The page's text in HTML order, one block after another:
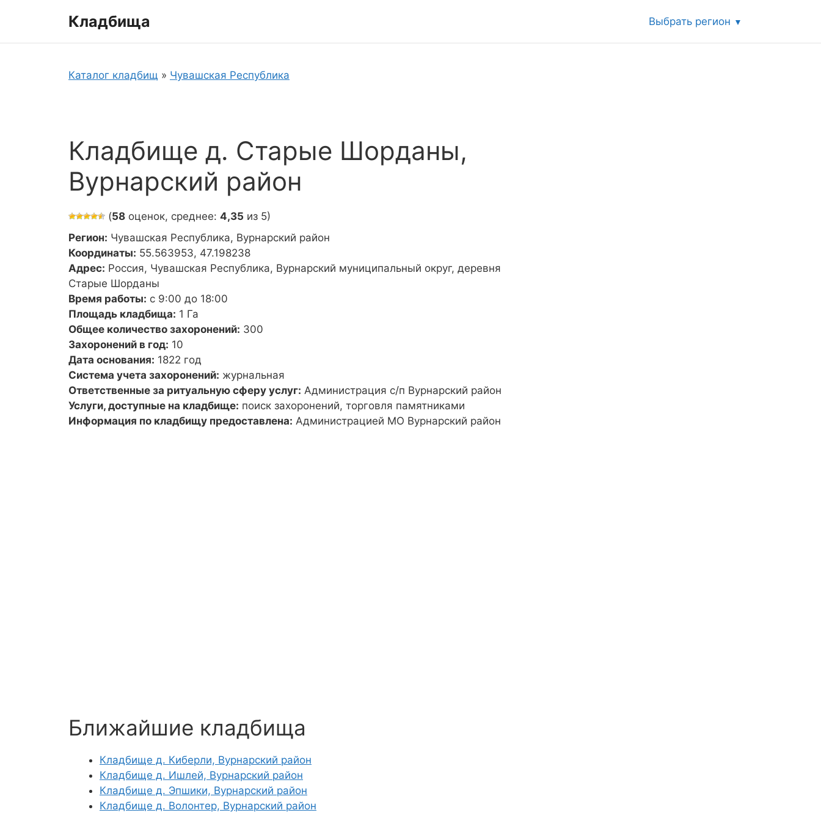
Кладбища Выбрать регион
Каталог кладбищ » Чувашская Республика
Кладбище д. Старые Шорданы,
Вурнарский район
(58 оценок, среднее: 4,35 из 5)
Регион: Чувашская Республика, Вурнарский район
Координаты: 55.563953, 47.198238
Адрес: Россия, Чувашская Республика, Вурнарский муниципальный округ, деревня
Старые Шорданы
Время работы: с 9:00 до 18:00
Площадь кладбища: 1 Га
Общее количество захоронений: 300
Захоронений в год: 10
Дата основания: 1822 год
Система учета захоронений: журнальная
Ответственные за ритуальную сферу услуг: Администрация с/п Вурнарский район
Услуги, доступные на кладбище: поиск захоронений, торговля памятниками
Информация по кладбищу предоставлена: Администрацией МО Вурнарский район
Ближайшие кладбища
Кладбище д. Киберли, Вурнарский район
Кладбище д. Ишлей, Вурнарский район
Кладбище д. Эпшики, Вурнарский район
Кладбище д. Волонтер, Вурнарский район